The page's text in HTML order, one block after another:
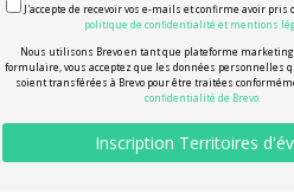
J'accepte de recevoir vos e-mails et confirme avoir pris
politique de confidentialité et mentions
Nous utilisons Brevo en tant que plateforme
formulaire, vous acceptez que les données personnelles
soient transférées à Brevo pour être traitées
confidentialité de Brevo.